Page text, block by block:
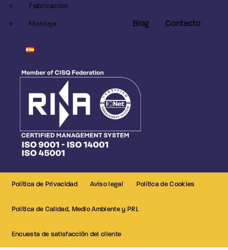
Fabricación
Montaje
Blog Contacto
Política de Privacidad Aviso legal Política de Cookies
Política de Calidad, Medio Ambiente y PRL
Encuesta de satisfacción del cliente